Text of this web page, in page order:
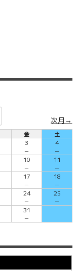
次月→
金
土
3
－
4
－
10
－
11
－
17
－
18
－
24
－
25
－
31
－